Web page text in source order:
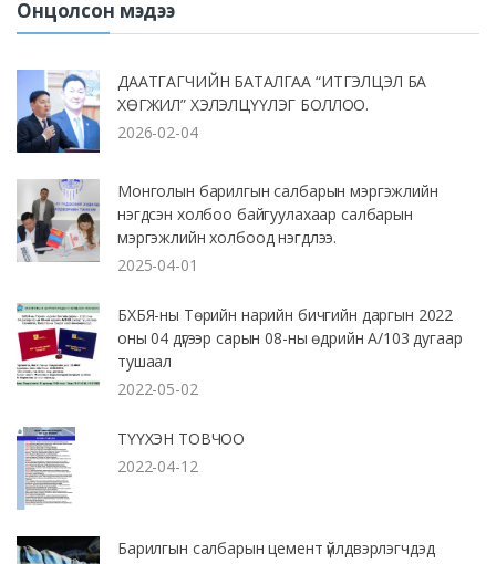
Онцолсон мэдээ
ДААТГАГЧИЙН БАТАЛГАА “ИТГЭЛЦЭЛ БА
ХӨГЖИЛ” ХЭЛЭЛЦҮҮЛЭГ БОЛЛОО.
2026-02-04
Монголын барилгын салбарын мэргэжлийн
нэгдсэн холбоо байгуулахаар салбарын
мэргэжлийн холбоод нэгдлээ.
2025-04-01
БХБЯ-ны Төрийн нарийн бичгийн даргын 2022
оны 04 дүгээр сарын 08-ны өдрийн А/103 дугаар
тушаал
2022-05-02
ТҮҮХЭН ТОВЧОО
2022-04-12
Барилгын салбарын цемент үйлдвэрлэгчдэд